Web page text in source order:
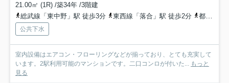
21.00㎡ (1R) /築34年 /3階建
総武線「東中野」駅 徒歩3分
東西線「落合」駅 徒歩2分 都営大江戸線「東中野」駅 徒歩2分
公共下水
室内設備はエアコン・フローリングなどが揃っており、とても充実して
います。2駅利用可能のマンションです。二口コンロが付いた... もっと
見る